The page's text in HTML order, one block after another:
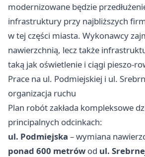
modernizowane będzie
infrastruktury przy najbliższych
w tej części miasta. Wykonawcy
nawierzchnią, lecz także
taką jak oświetlenie i ciągi pieszo-
Prace na ul. Podmiejskiej i ul.
organizacja ruchu
Plan robót zakłada kompleksowe
principalnych odcinkach:
ul. Podmiejska – wymiana
ponad 600 metrów od ul.